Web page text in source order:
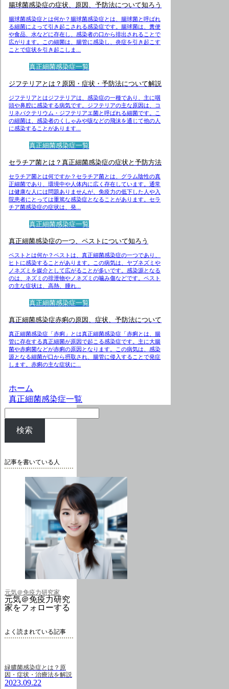
腸球菌感染症の症状、原因、予防法について知ろう
腸球菌感染症とは何か？腸球菌感染症とは、腸球菌と呼ばれ
る細菌によって引き起こされる感染症です。腸球菌は、糞便
や食品、水などに存在し、感染者の口から排出されることで
広がります。この細菌は、腸管に感染し、炎症を引き起こす
ことで症状を引き起こしま...
真正細菌感染症一覧
ジフテリアとは？原因・症状・予防法について解説
ジフテリアとはジフテリアは、感染症の一種であり、主に咽
頭や鼻腔に感染する病気です。ジフテリアの主な原因は、コ
リネバクテリウム・ジフテリアエ菌と呼ばれる細菌です。こ
の細菌は、感染者のくしゃみや咳などの飛沫を通じて他の人
に感染することがあります...
真正細菌感染症一覧
セラチア菌とは？真正細菌感染症の症状と予防方法
セラチア菌とは何ですか？セラチア菌とは、グラム陰性の真
正細菌であり、環境中や人体内に広く存在しています。通常
は健康な人には問題ありませんが、免疫力の低下した人や入
院患者にとっては重篤な感染症となることがあります。セラ
チア菌感染症の症状は、発...
真正細菌感染症一覧
真正細菌感染症の一つ、ペストについて知ろう
ペストとは何か？ペストは、真正細菌感染症の一つであり、
ヒトに感染することがあります。この病気は、ヤブネズミや
ノネズミを媒介として広がることが多いです。感染源となる
のは、ネズミの排泄物やノネズミの噛み傷などです。ペスト
の主な症状は、高熱、腫れ...
真正細菌感染症一覧
真正細菌感染症赤痢の原因、症状、予防法について
真正細菌感染症「赤痢」とは真正細菌感染症「赤痢とは、腸
管に存在する真正細菌が原因で起こる感染症です。主に大腸
菌や赤痢菌などが赤痢の原因となります。この病気は、感染
源となる細菌が口から摂取され、腸管に侵入することで発症
します。赤痢の主な症状に...
ホーム
真正細菌感染症一覧
検索
記事を書いている人
元気＠免疫力研究家
元気＠免疫力研究
家をフォローする
よく読まれている記事
緑膿菌感染症とは？原
因・症状・治療法を解説
2023.09.22